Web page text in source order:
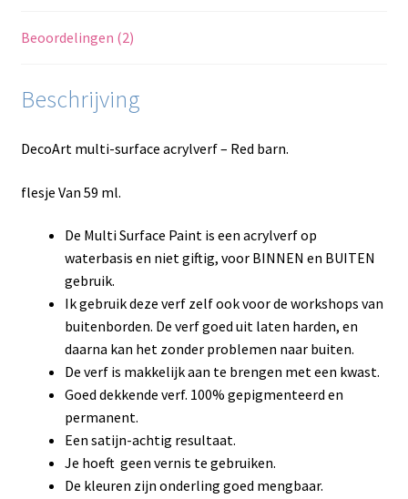
Beoordelingen (2)
Beschrijving
DecoArt multi-surface acrylverf – Red barn.
flesje Van 59 ml.
De Multi Surface Paint is een acrylverf op
waterbasis en niet giftig, voor BINNEN en BUITEN
gebruik.
Ik gebruik deze verf zelf ook voor de workshops van
buitenborden. De verf goed uit laten harden, en
daarna kan het zonder problemen naar buiten.
De verf is makkelijk aan te brengen met een kwast.
Goed dekkende verf. 100% gepigmenteerd en
permanent.
Een satijn-achtig resultaat.
Je hoeft geen vernis te gebruiken.
De kleuren zijn onderling goed mengbaar.